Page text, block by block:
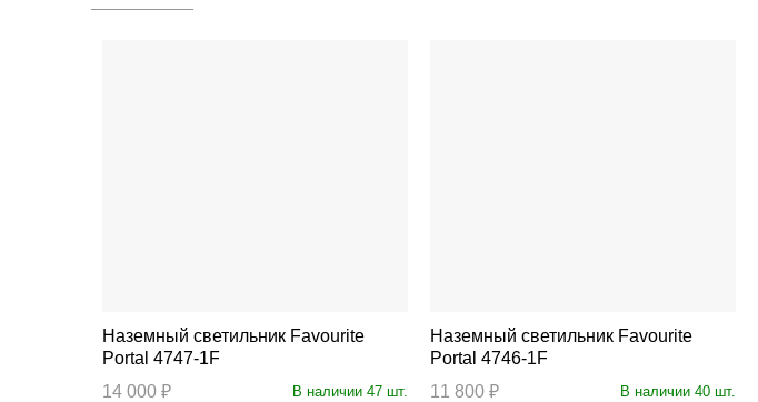
Наземный светильник Favourite
Portal 4747-1F
14 000 ₽
В наличии 47 шт.
Наземный светильник Favourite
Portal 4746-1F
11 800 ₽
В наличии 40 шт.